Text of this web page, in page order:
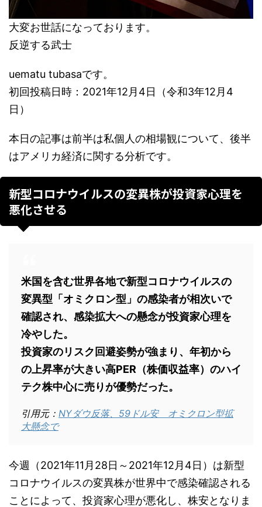
大変お世話になっております。
反逆する武士
uematu tubasaです。
初回投稿日時：2021年12月4日（令和3年12月4
日）
本日の記事は前半は私個人の相場観について、後半
はアメリカ経済に関する分析です。
新型コロナウイルスの変異株が投資家心理を
悪化させる
米国を含む世界各地で新型コロナウイルスの
変異型「オミクロン型」の感染者が相次いで
確認され、感染拡大への懸念が投資家心理を
冷やした。
投資家のリスク回避姿勢が強まり、年初から
の上昇率が大きい高PER（株価収益率）のハイ
テク株中心に売りが優勢だった。
引用元： NYダウ反落、59ドル安 オミクロン型拡
大懸念で
今週（2021年11月28日～2021年12月4日）は新型
コロナウイルスの変異株が世界中で感染確認される
ことによって、投資家心理が悪化し、株安となりま